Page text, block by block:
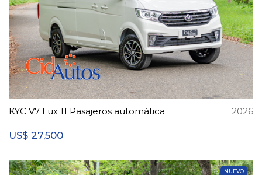
KYC V7 Lux 11 Pasajeros automática 2026
US$ 27,500
NUEVO